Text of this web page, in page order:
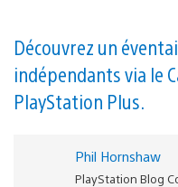
Découvrez un
indépendants via le
PlayStation Plus.
Phil Hornshaw
PlayStation Blog